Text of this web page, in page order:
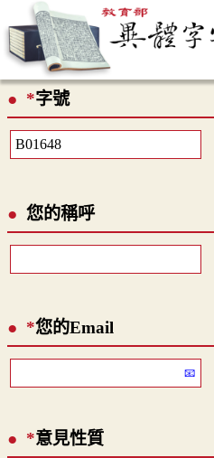
最新消息
*字號
您的稱呼
*您的Email
*意見性質